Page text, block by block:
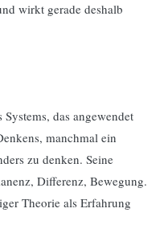
wirkt gerade deshalb
das angewendet
manchmal ein
zu denken. Seine
Differenz, Bewegung.
Theorie als Erfahrung